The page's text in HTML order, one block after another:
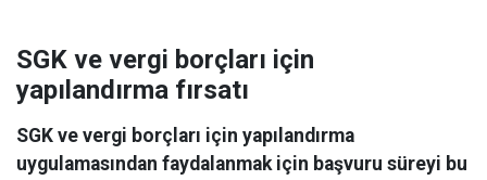
SGK ve vergi borçları için
yapılandırma fırsatı
SGK ve vergi borçları için yapılandırma
uygulamasından faydalanmak için başvuru süreyi bu